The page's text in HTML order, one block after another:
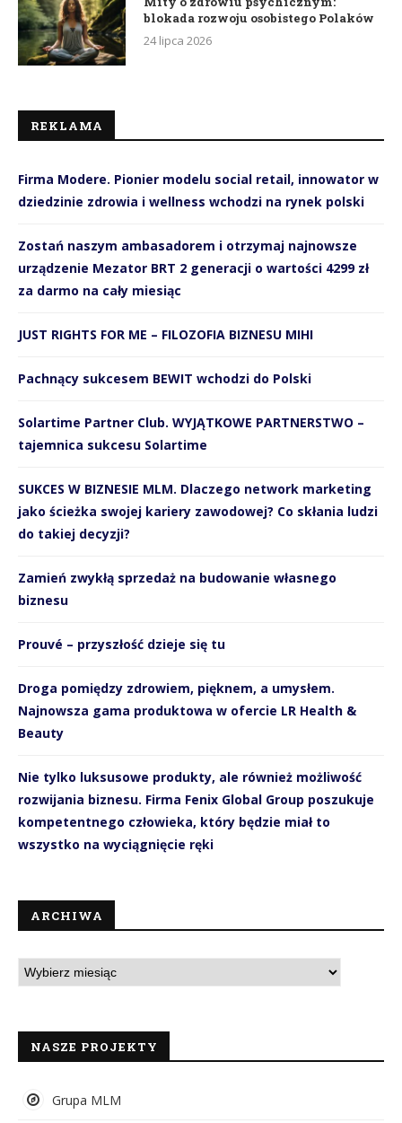
blokada rozwoju osobistego Polaków
24 lipca 2026
REKLAMA
Firma Modere. Pionier modelu social retail, innowator w
dziedzinie zdrowia i wellness wchodzi na rynek polski
Zostań naszym ambasadorem i otrzymaj najnowsze
urządzenie Mezator BRT 2 generacji o wartości 4299 zł
za darmo na cały miesiąc
JUST RIGHTS FOR ME – FILOZOFIA BIZNESU MIHI
Pachnący sukcesem BEWIT wchodzi do Polski
Solartime Partner Club. WYJĄTKOWE PARTNERSTWO –
tajemnica sukcesu Solartime
SUKCES W BIZNESIE MLM. Dlaczego network marketing
jako ścieżka swojej kariery zawodowej? Co skłania ludzi
do takiej decyzji?
Zamień zwykłą sprzedaż na budowanie własnego
biznesu
Prouvé – przyszłość dzieje się tu
Droga pomiędzy zdrowiem, pięknem, a umysłem.
Najnowsza gama produktowa w ofercie LR Health &
Beauty
Nie tylko luksusowe produkty, ale również możliwość
rozwijania biznesu. Firma Fenix Global Group poszukuje
kompetentnego człowieka, który będzie miał to
wszystko na wyciągnięcie ręki
ARCHIWA
NASZE PROJEKTY
Grupa MLM